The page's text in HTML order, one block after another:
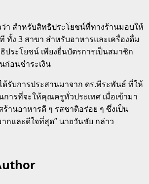
า สำหรับสิทธิประโยชน์ที่ทางร้านมอบให้
ทั้ง 3 สาขา สำหรับอาหารและเครื่องดื่ม
ประโยชน์ เพียงยื่นบัตรการเป็นสมาชิก
ก่อนชำระเงิน
รับการประสานมาจาก ดร.พีระพันธ์ ที่ให้
การที่จะให้คุณครูทั่วประเทศ เมื่อเข้ามา
ร้านอาหารดี ๆ รสชาติอร่อย ๆ ซึ่งเป็น
กและดีใจที่สุด” นายวันชัย กล่าว